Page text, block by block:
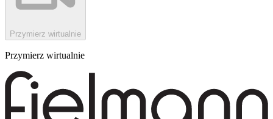
Przymierz wirtualnie
Przymierz wirtualnie